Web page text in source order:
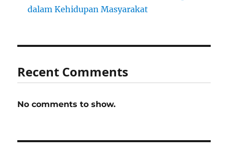
dalam Kehidupan Masyarakat
Recent Comments
No comments to show.